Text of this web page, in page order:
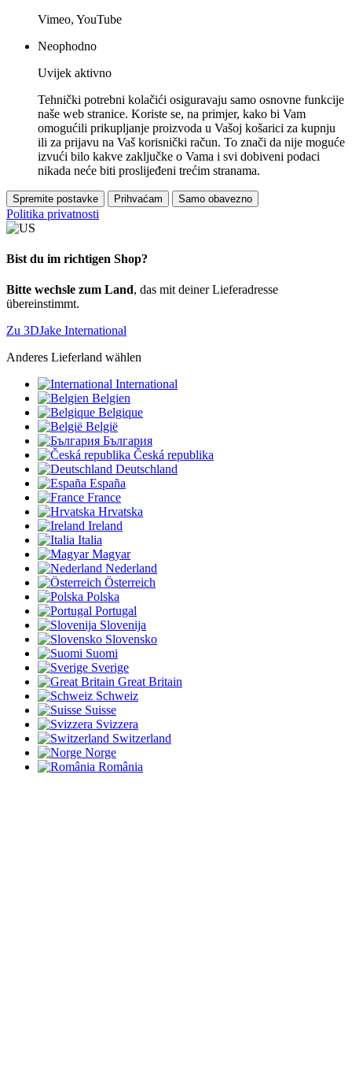
Vimeo, YouTube
Neophodno
Uvijek aktivno
Tehnički potrebni kolačići osiguravaju samo osnovne funkcije
naše web stranice. Koriste se, na primjer, kako bi Vam
omogućili prikupljanje proizvoda u Vašoj košarici za kupnju
ili za prijavu na Vaš korisnički račun. To znači da nije moguće
izvući bilo kakve zaključke o Vama i svi dobiveni podaci
nikada neće biti proslijeđeni trećim stranama.
Spremite postavke Prihvaćam Samo obavezno
Politika privatnosti
Bist du im richtigen Shop?
Bitte wechsle zum Land, das mit deiner Lieferadresse
übereinstimmt.
Zu 3DJake International
Anderes Lieferland wählen
International
Belgien
Belgique
België
България
Česká republika
Deutschland
España
France
Hrvatska
Ireland
Italia
Magyar
Nederland
Österreich
Polska
Portugal
Slovenija
Slovensko
Suomi
Sverige
Great Britain
Schweiz
Suisse
Svizzera
Switzerland
Norge
România